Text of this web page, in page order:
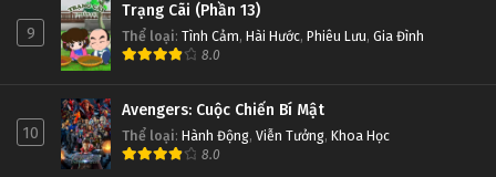
9
Trạng Cãi (Phần 13)
Thể loại: Tình Cảm, Hài Hước, Phiêu Lưu, Gia Đình
8.0
10
Avengers: Cuộc Chiến Bí Mật
Thể loại: Hành Động, Viễn Tưởng, Khoa Học
8.0